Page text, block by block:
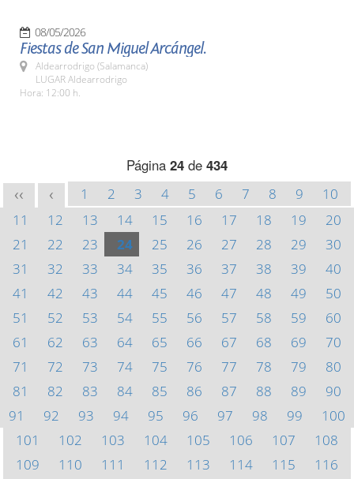
08/05/2026
Fiestas de San Miguel Arcángel.
Aldearrodrigo (Salamanca)
LUGAR Aldearrodrigo
Hora: 12:00 h.
Página 24 de 434
<< < 1 2 3 4 5 6 7 8 9
10
11
12 13 14 15 16 17 18 19
20
21
22 23 24 25 26 27 28 29
30
31
32 33 34 35 36 37 38 39
40
41
42 43 44 45 46 47 48 49
50
51
52 53 54 55 56 57 58 59
60
61
62 63 64 65 66 67 68 69
70
71
72 73 74 75 76 77 78 79
80
81
82 83 84 85 86 87 88 89
90
91
92 93 94 95 96 97 98 99
100
101
102 103 104 105 106 107
108
109
110 111 112 113 114 115
116